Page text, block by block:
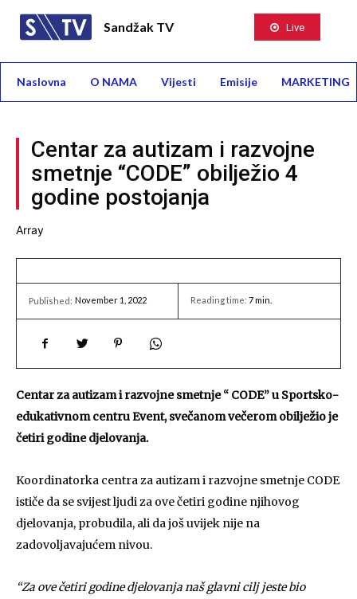
Sandžak TV Live
Naslovna O NAMA Vijesti Emisije MARKETING
Centar za autizam i razvojne
smetnje “CODE” obilježio 4
godine postojanja
Array
Published: November 1, 2022 Reading time: 7min.
Centar za autizam i razvojne smetnje “ CODE” u Sportsko-
edukativnom centru Event, svečanom večerom obilježio je
četiri godine djelovanja.
Koordinatorka centra za autizam i razvojne smetnje CODE
ističe da se svijest ljudi za ove četiri godine njihovog
djelovanja, probudila, ali da još uvijek nije na
zadovoljavajućem nivou.
“Za ove četiri godine djelovanja naš glavni cilj jeste bio